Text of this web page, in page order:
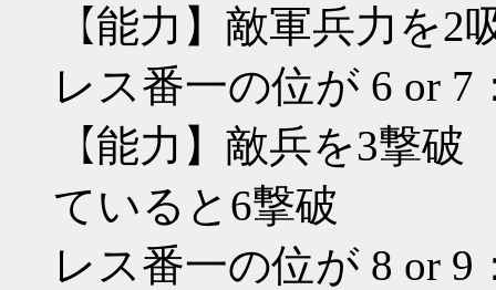
【能力】敵軍兵力を2
レス番一の位が 6
【能力】敵兵を3撃
ていると6撃破
レス番一の位が 8 or 9